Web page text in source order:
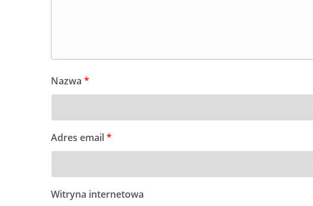
Nazwa *
Adres email*
Witryna internetowa